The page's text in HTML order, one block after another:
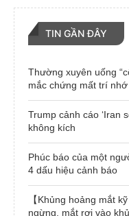
TIN GẦN ĐÂY
Thường xuyên uống
mắc chứng mất trí nhớ
Trump cảnh cáo ‘Iran
không kích
Phúc báo của một
4 dấu hiệu cảnh báo
【Khủng hoảng mắt
ngừng, mắt rơi vào